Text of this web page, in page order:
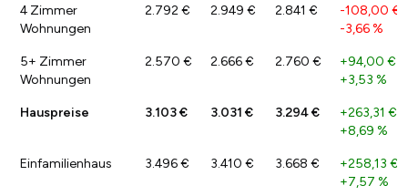
4 Zimmer
Wohnungen
2.792 € 2.949 € 2.841 € -108,00 €
-3,66 %
5+ Zimmer
Wohnungen
2.570 € 2.666 € 2.760 € +94,00 €
+3,53 %
Hauspreise 3.103 € 3.031 € 3.294 € +263,31 €
+8,69 %
Einfamilienhaus 3.496 € 3.410 € 3.668 € +258,13 €
+7,57 %